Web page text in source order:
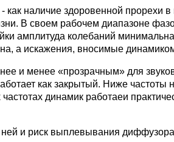
наличие здоровенной прорехи
В своем рабочем диапазоне
амплитуда колебаний
а искажения, вносимые
и менее «прозрачным» для
как закрытый. Ниже частоты
динамик работаеи
и риск выплевывания